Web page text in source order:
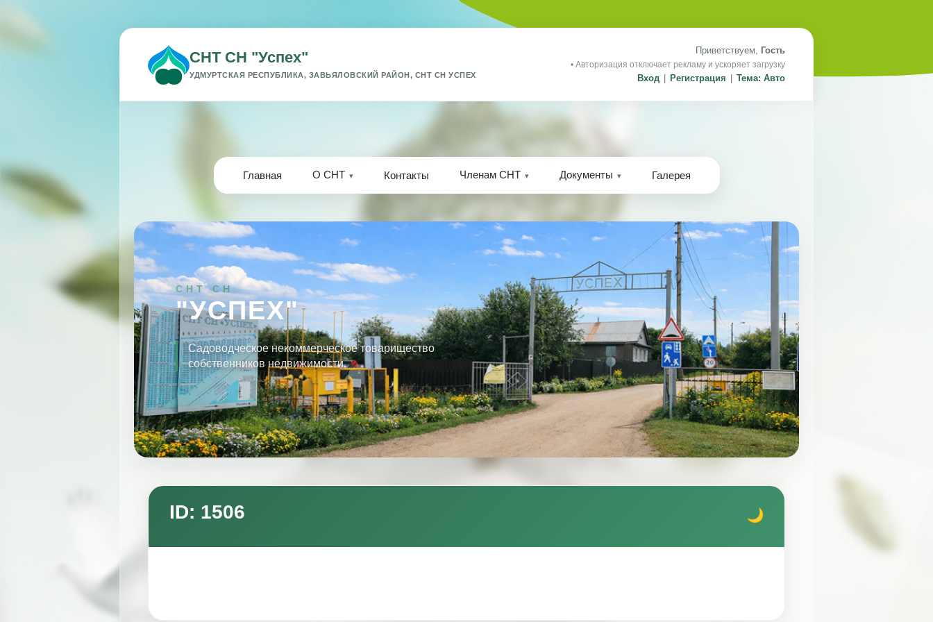
СНТ СН "Успех"
УДМУРТСКАЯ РЕСПУБЛИКА, ЗАВЬЯЛОВСКИЙ РАЙОН, СНТ СН УСПЕХ
Приветствуем, Гость
• Авторизация отключает рекламу и ускоряет загрузку
Вход Регистрация Тема: Авто
Главная О СНТ Контакты Членам СНТ Документы Галерея
СНТ СН
"УСПЕХ"
Садоводческое некоммерческое товарищество
собственников недвижимости.
ID: 1506